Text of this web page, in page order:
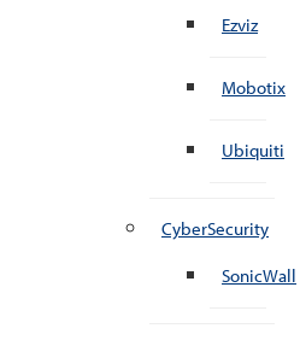
Ezviz
Mobotix
Ubiquiti
CyberSecurity
SonicWall